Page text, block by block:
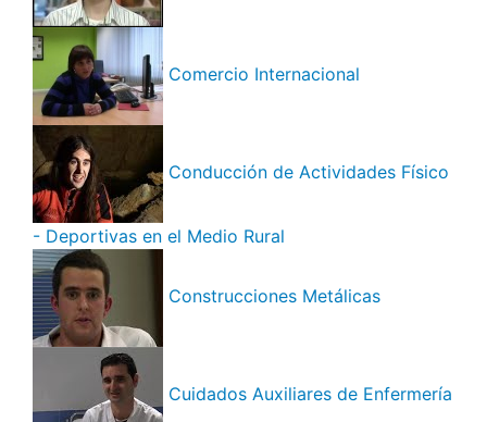
Comercio Internacional
Conducción de Actividades Físico
- Deportivas en el Medio Rural
Construcciones Metálicas
Cuidados Auxiliares de Enfermería